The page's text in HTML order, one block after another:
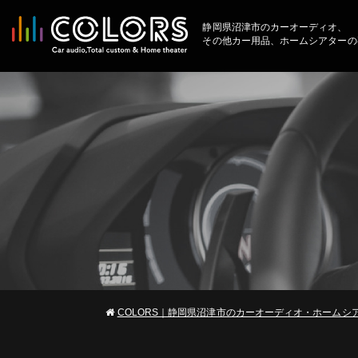
静岡県沼津市のカーオーディオ、
その他カー用品、ホームシアター
COLORS｜静岡県沼津市のカーオーディオ・ホームシ